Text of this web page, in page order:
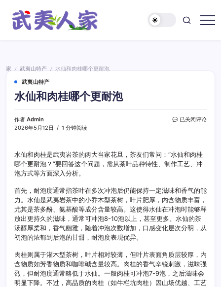
家
家 / 武夷山特产 /
水仙和肉桂哪个更耐泡
武夷山特产
水仙和肉桂哪个更耐泡
作者 Admin
2026年5月12日
1 分钟阅读
水
桂
哪
个
泡
已关闭评论
水仙和肉桂是武夷岩茶的两大当家花旦，茶友们常问：“水仙和肉桂
哪个更耐泡？”要回答这个问题，需从茶叶品种特性、制作工艺、冲
泡方式等方面深入分析。
首先，耐泡度通常指茶叶在多次冲泡后仍能保持一定滋味和香气的能
力。水仙是武夷岩茶中的小乔木型茶树，叶片肥厚，内含物质丰富，
尤其是茶多酚、氨基酸等成分含量较高。这使得水仙在冲泡时能够释
放出更持久的滋味，通常可冲泡8-10泡以上，甚至更多。水仙的茶
汤醇厚柔和，香气幽雅，随着冲泡次数增加，口感变化层次分明，从
初泡的浓郁到后泡的甘甜，耐泡度表现优异。
肉桂则属于灌木型茶树，叶片相对较薄，但叶片表面角质层较厚，内
含物质如芳香物质和咖啡碱含量较高。肉桂的香气辛锐刺激，滋味强
烈，但耐泡度通常略低于水仙。一般肉桂可冲泡7-9泡，之后滋味会
明显下降。不过，高品质的肉桂（如牛栏坑肉桂）因山场优越、工艺